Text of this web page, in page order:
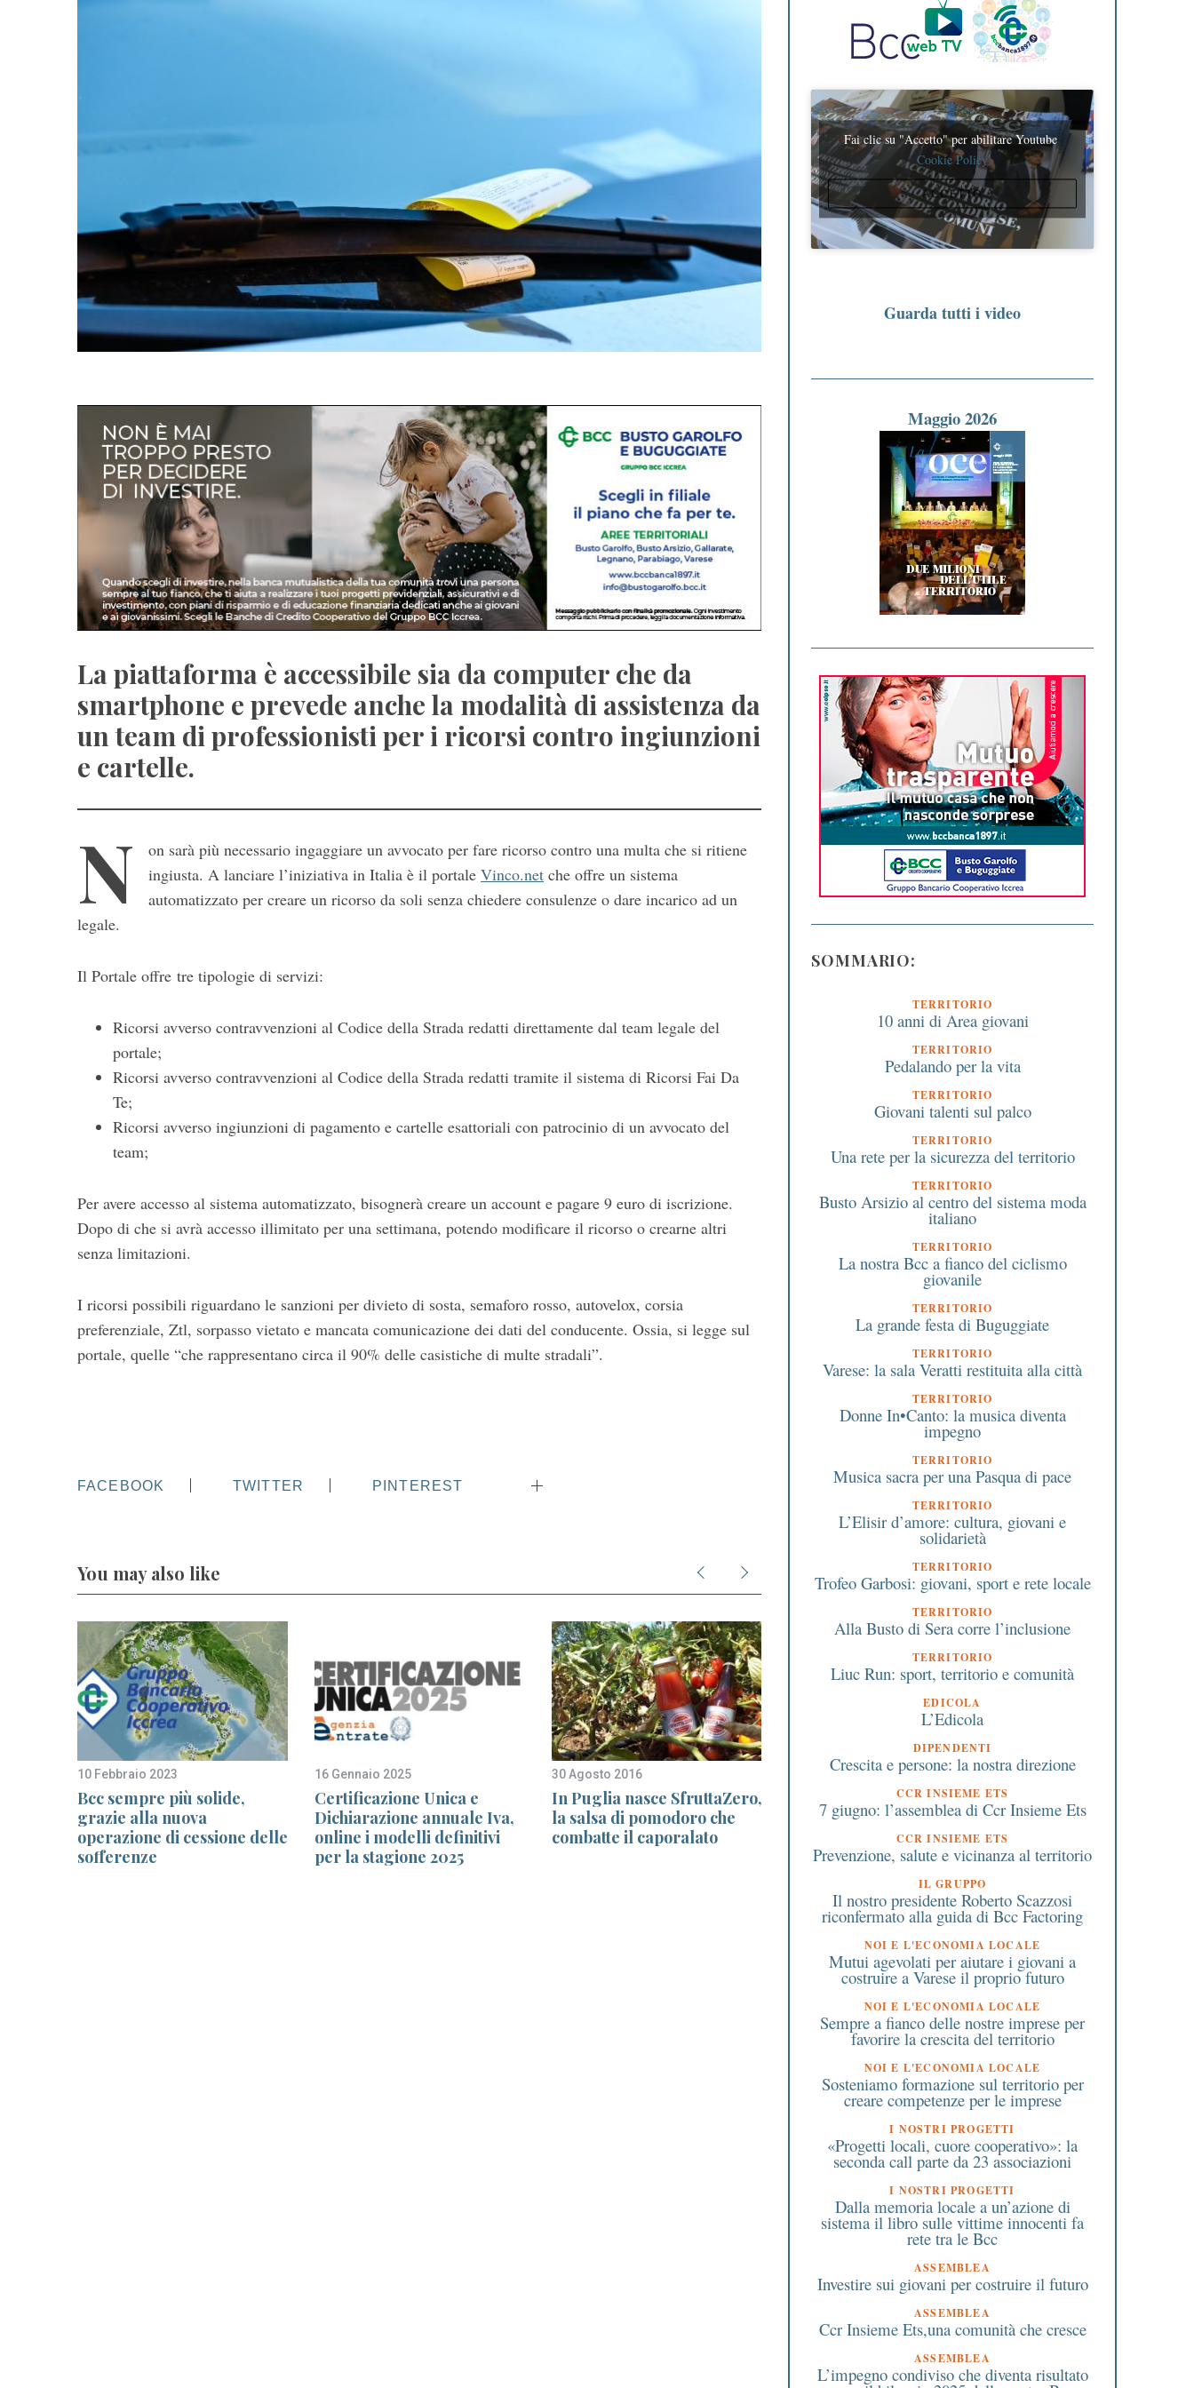
La piattaforma è accessibile sia da computer che da
smartphone e prevede anche la modalità di assistenza da
un team di professionisti per i ricorsi contro ingiunzioni
e cartelle.
N
on sarà più necessario ingaggiare un avvocato per fare ricorso contro una multa che si ritiene
ingiusta. A lanciare l’iniziativa in Italia è il portale Vinco.net che offre un sistema
automatizzato per creare un ricorso da soli senza chiedere consulenze o dare incarico ad un
legale.
Il Portale offre tre tipologie di servizi:
Ricorsi avverso contravvenzioni al Codice della Strada redatti direttamente dal team legale del
portale;
Ricorsi avverso contravvenzioni al Codice della Strada redatti tramite il sistema di Ricorsi Fai Da
Te;
Ricorsi avverso ingiunzioni di pagamento e cartelle esattoriali con patrocinio di un avvocato del
team;
Per avere accesso al sistema automatizzato, bisognerà creare un account e pagare 9 euro di iscrizione.
Dopo di che si avrà accesso illimitato per una settimana, potendo modificare il ricorso o crearne altri
senza limitazioni.
I ricorsi possibili riguardano le sanzioni per divieto di sosta, semaforo rosso, autovelox, corsia
preferenziale, Ztl, sorpasso vietato e mancata comunicazione dei dati del conducente. Ossia, si legge sul
portale, quelle “che rappresentano circa il 90% delle casistiche di multe stradali”.
FACEBOOK TWITTER PINTEREST
You may also like
10 Febbraio 2023
Bcc sempre più solide,
grazie alla nuova
operazione di cessione delle
sofferenze
16 Gennaio 2025
Certificazione Unica e
Dichiarazione annuale Iva,
online i modelli definitivi
per la stagione 2025
30 Agosto 2016
In Puglia nasce SfruttaZero,
la salsa di pomodoro che
combatte il caporalato
28 Agosto 2024
La desertificazione
bancaria produce “effetti
diretti sulla permanenza
delle persone e delle
imprese sui territori. Le Bcc
sono l’unica presenza
bancaria in 740 Comuni”,
29 Luglio 2020
a farle in presenza. Le
Fai clic su "Accetto" per abilitare Youtube
Cookie Policy
ACCETTO
Guarda tutti i video
Maggio 2026
SOMMARIO:
TERRITORIO
10 anni di Area giovani
TERRITORIO
Pedalando per la vita
TERRITORIO
Giovani talenti sul palco
TERRITORIO
Una rete per la sicurezza del territorio
TERRITORIO
Busto Arsizio al centro del sistema moda
italiano
TERRITORIO
La nostra Bcc a fianco del ciclismo
giovanile
TERRITORIO
La grande festa di Buguggiate
TERRITORIO
Varese: la sala Veratti restituita alla città
TERRITORIO
Donne In•Canto: la musica diventa
impegno
TERRITORIO
Musica sacra per una Pasqua di pace
TERRITORIO
L’Elisir d’amore: cultura, giovani e
solidarietà
TERRITORIO
Trofeo Garbosi: giovani, sport e rete locale
TERRITORIO
Alla Busto di Sera corre l’inclusione
TERRITORIO
Liuc Run: sport, territorio e comunità
EDICOLA
L’Edicola
DIPENDENTI
Crescita e persone: la nostra direzione
CCR INSIEME ETS
7 giugno: l’assemblea di Ccr Insieme Ets
CCR INSIEME ETS
Prevenzione, salute e vicinanza al territorio
IL GRUPPO
Il nostro presidente Roberto Scazzosi
riconfermato alla guida di Bcc Factoring
NOI E L'ECONOMIA LOCALE
Mutui agevolati per aiutare i giovani a
costruire a Varese il proprio futuro
NOI E L'ECONOMIA LOCALE
Sempre a fianco delle nostre imprese per
favorire la crescita del territorio
NOI E L'ECONOMIA LOCALE
Sosteniamo formazione sul territorio per
creare competenze per le imprese
I NOSTRI PROGETTI
«Progetti locali, cuore cooperativo»: la
seconda call parte da 23 associazioni
I NOSTRI PROGETTI
Dalla memoria locale a un’azione di
sistema il libro sulle vittime innocenti fa
rete tra le Bcc
ASSEMBLEA
Investire sui giovani per costruire il futuro
ASSEMBLEA
Ccr Insieme Ets,una comunità che cresce
ASSEMBLEA
L’impegno condiviso che diventa risultato
S
r
r